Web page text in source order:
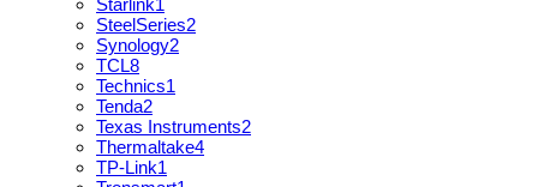
Starlink1
SteelSeries2
Synology2
TCL8
Technics1
Tenda2
Texas Instruments2
Thermaltake4
TP-Link1